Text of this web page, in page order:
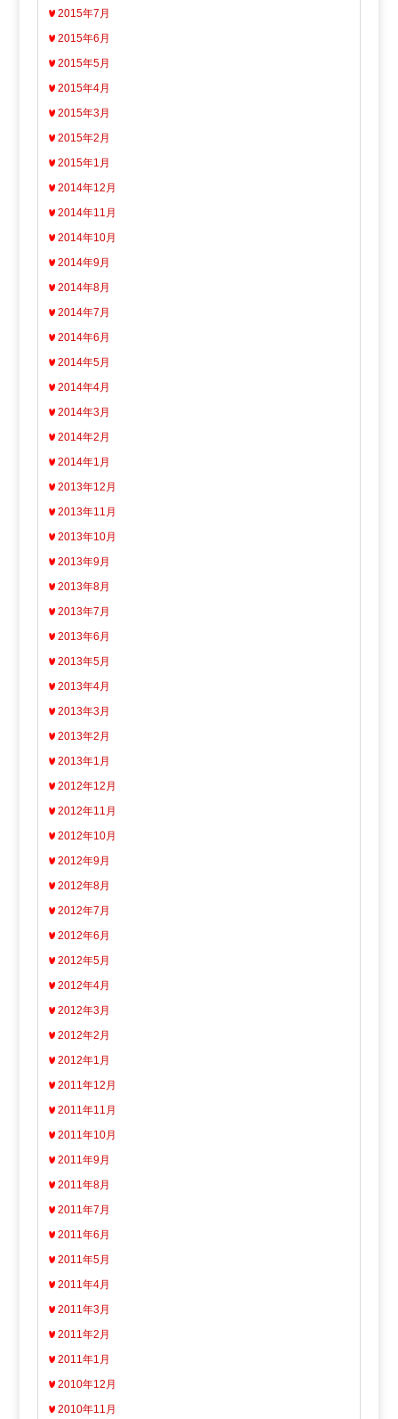
2015年7月
2015年6月
2015年5月
2015年4月
2015年3月
2015年2月
2015年1月
2014年12月
2014年11月
2014年10月
2014年9月
2014年8月
2014年7月
2014年6月
2014年5月
2014年4月
2014年3月
2014年2月
2014年1月
2013年12月
2013年11月
2013年10月
2013年9月
2013年8月
2013年7月
2013年6月
2013年5月
2013年4月
2013年3月
2013年2月
2013年1月
2012年12月
2012年11月
2012年10月
2012年9月
2012年8月
2012年7月
2012年6月
2012年5月
2012年4月
2012年3月
2012年2月
2012年1月
2011年12月
2011年11月
2011年10月
2011年9月
2011年8月
2011年7月
2011年6月
2011年5月
2011年4月
2011年3月
2011年2月
2011年1月
2010年12月
2010年11月